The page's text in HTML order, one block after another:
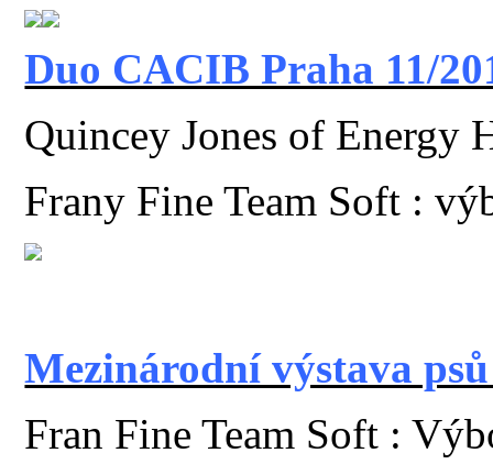
Duo CACIB Praha 11/
Quincey Jones of Energy
Frany Fine Team Soft :
Mezinárodní výstava
Fran Fine Team Soft :